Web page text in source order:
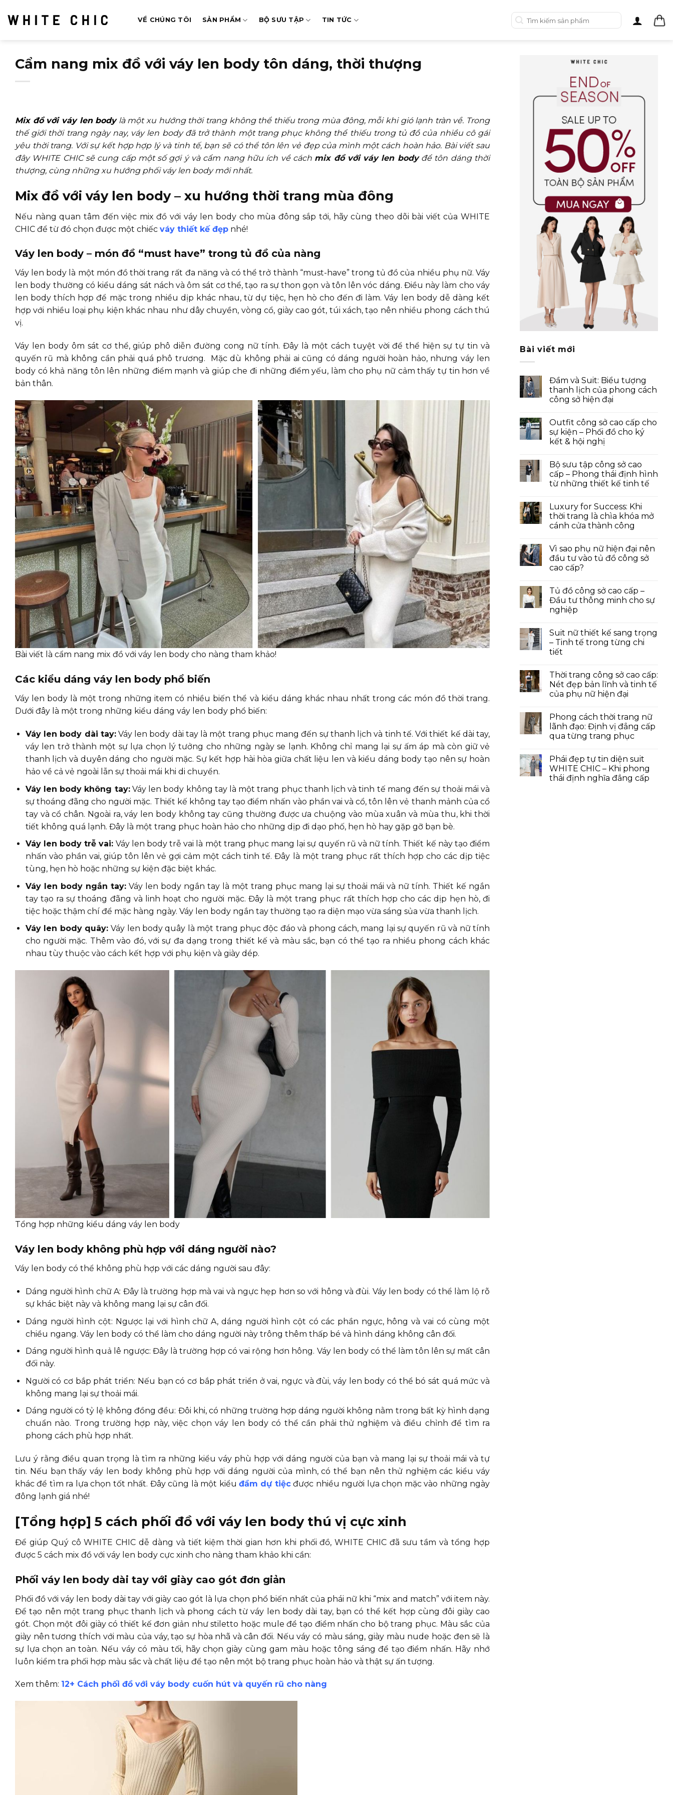
qua
VỀ CHÚNG TÔI SẢN PHẨM BỘ SƯU TẬP TIN TỨC
Tìm
kiếm:
Cẩm nang mix đồ với váy len body tôn dáng, thời thượng
Mix đồ với váy len bodylà một xu hướng thời trang không thể thiếu trong mùa đông, mỗi khi gió lạnh tràn về. Trong
thế giới thời trang ngày nay, váy len body đã trở thành một trang phục không thể thiếu trong tủ đồ của nhiều cô gái
yêu thời trang. Với sự kết hợp hợp lý và tinh tế, bạn sẽ có thể tôn lên vẻ đẹp của mình một cách hoàn hảo. Bài viết sau
đây WHITE CHIC sẽ cung cấp một số gợi ý và cẩm nang hữu ích về cách mix đồ với váy len bodyđể tôn dáng thời
thượng, cùng những xu hướng phối váy len body mới nhất.
Mix đồ với váy len body – xu hướng thời trang mùa đông
Nếu nàng quan tâm đến việc mix đồ với váy len body cho mùa đông sắp tới, hãy cùng theo dõi bài viết của WHITE
CHIC để từ đó chọn được một chiếc váy thiết kế đẹp nhé!
Váy len body – món đồ “must have” trong tủ đồ của nàng
Váy len body là một món đồ thời trang rất đa năng và có thể trở thành “must-have” trong tủ đồ của nhiều phụ nữ. Váy
len body thường có kiểu dáng sát nách và ôm sát cơ thể, tạo ra sự thon gọn và tôn lên vóc dáng. Điều này làm cho váy
len body thích hợp để mặc trong nhiều dịp khác nhau, từ dự tiệc, hẹn hò cho đến đi làm. Váy len body dễ dàng kết
hợp với nhiều loại phụ kiện khác nhau như dây chuyền, vòng cổ, giày cao gót, túi xách, tạo nên nhiều phong cách thú
vị.
Váy len body ôm sát cơ thể, giúp phô diễn đường cong nữ tính. Đây là một cách tuyệt vời để thể hiện sự tự tin và
quyến rũ mà không cần phải quá phô trương. Mặc dù không phải ai cũng có dáng người hoàn hảo, nhưng váy len
body có khả năng tôn lên những điểm mạnh và giúp che đi những điểm yếu, làm cho phụ nữ cảm thấy tự tin hơn về
bản thân.
Bài viết là cẩm nang mix đồ với váy len body cho nàng tham khảo!
Các kiểu dáng váy len body phổ biến
Váy len body là một trong những item có nhiều biến thể và kiểu dáng khác nhau nhất trong các món đồ thời trang.
Dưới đây là một trong những kiểu dáng váy len body phổ biến:
Váy len body dài tay:Váy len body dài tay là một trang phục mang đến sự thanh lịch và tinh tế. Với thiết kế dài tay,
váy len trở thành một sự lựa chọn lý tưởng cho những ngày se lạnh. Không chỉ mang lại sự ấm áp mà còn giữ vẻ
thanh lịch và duyên dáng cho người mặc. Sự kết hợp hài hòa giữa chất liệu len và kiểu dáng body tạo nên sự hoàn
hảo về cả vẻ ngoài lẫn sự thoải mái khi di chuyển.
Váy len body không tay:Váy len body không tay là một trang phục thanh lịch và tinh tế mang đến sự thoải mái và
sự thoáng đãng cho người mặc. Thiết kế không tay tạo điểm nhấn vào phần vai và cổ, tôn lên vẻ thanh mảnh của cổ
tay và cổ chân. Ngoài ra, váy len body không tay cũng thường được ưa chuộng vào mùa xuân và mùa thu, khi thời
tiết không quá lạnh. Đây là một trang phục hoàn hảo cho những dịp đi dạo phố, hẹn hò hay gặp gỡ bạn bè.
Váy len body trễ vai: Váy len body trễ vai là một trang phục mang lại sự quyến rũ và nữ tính. Thiết kế này tạo điểm
nhấn vào phần vai, giúp tôn lên vẻ gợi cảm một cách tinh tế. Đây là một trang phục rất thích hợp cho các dịp tiệc
tùng, hẹn hò hoặc những sự kiện đặc biệt khác.
Váy len body ngắn tay:Váy len body ngắn tay là một trang phục mang lại sự thoải mái và nữ tính. Thiết kế ngắn
tay tạo ra sự thoáng đãng và linh hoạt cho người mặc. Đây là một trang phục rất thích hợp cho các dịp hẹn hò, đi
tiệc hoặc thậm chí để mặc hàng ngày. Váy len body ngắn tay thường tạo ra diện mạo vừa sáng sủa vừa thanh lịch.
Váy len body quây:Váy len body quây là một trang phục độc đáo và phong cách, mang lại sự quyến rũ và nữ tính
cho người mặc. Thêm vào đó, với sự đa dạng trong thiết kế và màu sắc, bạn có thể tạo ra nhiều phong cách khác
nhau tùy thuộc vào cách kết hợp với phụ kiện và giày dép.
Tổng hợp những kiểu dáng váy len body
Váy len body không phù hợp với dáng người nào?
Váy len body có thể không phù hợp với các dáng người sau đây:
Dáng người hình chữ A: Đây là trường hợp mà vai và ngực hẹp hơn so với hông và đùi. Váy len body có thể làm lộ rõ
sự khác biệt này và không mang lại sự cân đối.
Dáng người hình cột: Ngược lại với hình chữ A, dáng người hình cột có các phần ngực, hông và vai có cùng một
chiều ngang. Váy len body có thể làm cho dáng người này trông thêm thấp bé và hình dáng không cân đối.
Dáng người hình quả lê ngược: Đây là trường hợp có vai rộng hơn hông. Váy len body có thể làm tôn lên sự mất cân
đối này.
Người có cơ bắp phát triển: Nếu bạn có cơ bắp phát triển ở vai, ngực và đùi, váy len body có thể bó sát quá mức và
không mang lại sự thoải mái.
Dáng người có tỷ lệ không đồng đều: Đôi khi, có những trường hợp dáng người không nằm trong bất kỳ hình dạng
chuẩn nào. Trong trường hợp này, việc chọn váy len body có thể cần phải thử nghiệm và điều chỉnh để tìm ra
phong cách phù hợp nhất.
Lưu ý rằng điều quan trọng là tìm ra những kiểu váy phù hợp với dáng người của bạn và mang lại sự thoải mái và tự
tin. Nếu bạn thấy váy len body không phù hợp với dáng người của mình, có thể bạn nên thử nghiệm các kiểu váy
khác để tìm ra lựa chọn tốt nhất. Đây cũng là một kiểu đầm dự tiệcđược nhiều người lựa chọn mặc vào những ngày
đông lạnh giá nhé!
[Tổng hợp] 5 cách phối đồ với váy len body thú vị cực xinh
Để giúp Quý cô WHITE CHIC dễ dàng và tiết kiệm thời gian hơn khi phối đồ, WHITE CHIC đã sưu tầm và tổng hợp
được 5 cách mix đồ với váy len body cực xinh cho nàng tham khảo khi cần:
Phối váy len body dài tay với giày cao gót đơn giản
Phối đồ với váy len body dài tay với giày cao gót là lựa chọn phổ biến nhất của phái nữ khi “mix and match” với item này.
Để tạo nên một trang phục thanh lịch và phong cách từ váy len body dài tay, bạn có thể kết hợp cùng đôi giày cao
gót. Chọn một đôi giày có thiết kế đơn giản như stiletto hoặc mule để tạo điểm nhấn cho bộ trang phục. Màu sắc của
giày nên tương thích với màu của váy, tạo sự hòa nhã và cân đối. Nếu váy có màu sáng, giày màu nude hoặc đen sẽ là
sự lựa chọn an toàn. Nếu váy có màu tối, hãy chọn giày cùng gam màu hoặc tông sáng để tạo điểm nhấn. Hãy nhớ
luôn kiểm tra phối hợp màu sắc và chất liệu để tạo nên một bộ trang phục hoàn hảo và thật sự ấn tượng.
Xem thêm: 12+ Cách phối đồ với váy body cuốn hút và quyến rũ cho nàng
Bài viết mới
Đầm và Suit: Biểu tượng
thanh lịch của phong cách
công sở hiện đại
Outfit công sở cao cấp cho
sự kiện – Phối đồ cho ký
kết & hội nghị
Bộ sưu tập công sở cao
cấp – Phong thái định hình
từ những thiết kế tinh tế
Luxury for Success: Khi
thời trang là chìa khóa mở
cánh cửa thành công
Vì sao phụ nữ hiện đại nên
đầu tư vào tủ đồ công sở
cao cấp?
Tủ đồ công sở cao cấp –
Đầu tư thông minh cho sự
nghiệp
Suit nữ thiết kế sang trọng
– Tinh tế trong từng chi
tiết
Thời trang công sở cao cấp:
Nét đẹp bản lĩnh và tinh tế
của phụ nữ hiện đại
Phong cách thời trang nữ
lãnh đạo: Định vị đẳng cấp
qua từng trang phục
Phái đẹp tự tin diện suit
WHITE CHIC – Khi phong
thái định nghĩa đẳng cấp